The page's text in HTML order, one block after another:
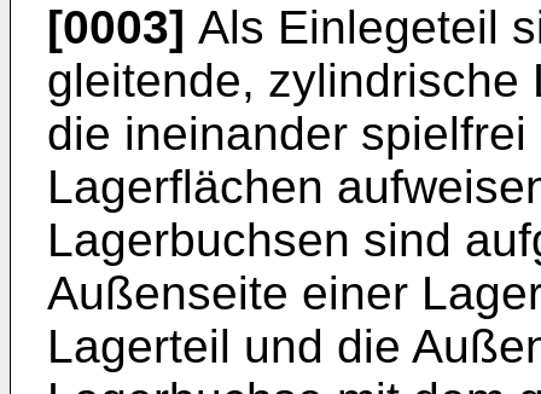
[0003] Als Einlegeteil
gleitende, zylindrische
die ineinander
Lagerflächen
Lagerbuchsen sind
Außenseite einer
Lagerteil und die